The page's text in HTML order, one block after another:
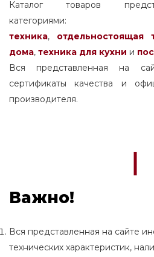
Каталог товаров
техника, отдельностоящая
дома, техника для кухни и
Вся представленная на
сертификаты качества и
производителя.
Важно!
Вся представленная на сайте
технических характеристик,